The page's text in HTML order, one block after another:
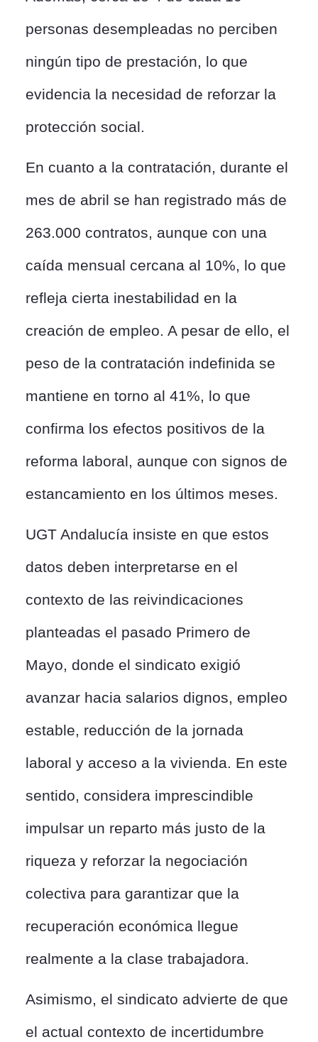
personas desempleadas no perciben
ningún tipo de prestación, lo que
evidencia la necesidad de reforzar la
protección social.
En cuanto a la contratación, durante el
mes de abril se han registrado más de
263.000 contratos, aunque con una
caída mensual cercana al 10%, lo que
refleja cierta inestabilidad en la
creación de empleo. A pesar de ello, el
peso de la contratación indefinida se
mantiene en torno al 41%, lo que
confirma los efectos positivos de la
reforma laboral, aunque con signos de
estancamiento en los últimos meses.
UGT Andalucía insiste en que estos
datos deben interpretarse en el
contexto de las reivindicaciones
planteadas el pasado Primero de
Mayo, donde el sindicato exigió
avanzar hacia salarios dignos, empleo
estable, reducción de la jornada
laboral y acceso a la vivienda. En este
sentido, considera imprescindible
impulsar un reparto más justo de la
riqueza y reforzar la negociación
colectiva para garantizar que la
recuperación económica llegue
realmente a la clase trabajadora.
Asimismo, el sindicato advierte de que
el actual contexto de incertidumbre